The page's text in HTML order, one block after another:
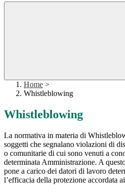
Home >
Whistleblowing
Whistleblowing
La normativa in materia di
soggetti che segnalano violazioni di
o comunitarie di cui sono venuti a
determinata Amministrazione. A
pone a carico dei datori di lavoro
l’efficacia della protezione accordata